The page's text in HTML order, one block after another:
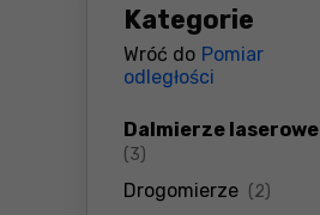
Kategorie
Wróć do Pomiar
odległości
Dalmierze laserowe
(3)
Drogomierze (2)